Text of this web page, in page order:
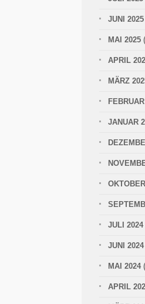
JUNI 2025
MAI 2025
APRIL
MÄRZ
JANUAR
JULI 2024
JUNI 2024
MAI 2024
APRIL